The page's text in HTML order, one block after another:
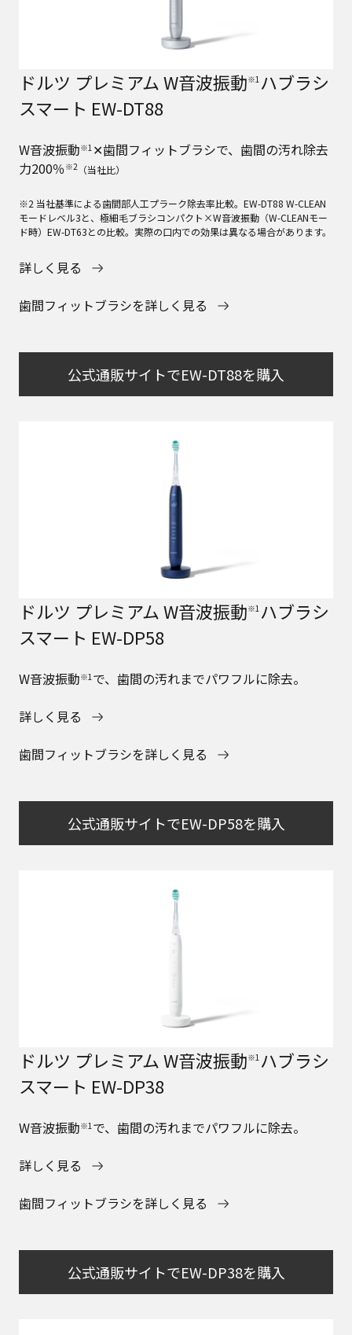
ドルツ プレミアム W音波振動※1 ハブラシ
スマート EW-DT88
W音波振動※1 ✕歯間フィットブラシで、歯間の汚れ除去
力200％ ※2 （当社比）
※2 当社基準による歯間部人工プラーク除去率比較。EW-DT88 W-CLEAN
モードレベル3と、極細毛ブラシコンパクト×W音波振動（W-CLEANモー
ド時）EW-DT63との比較。実際の口内での効果は異なる場合があります。
詳しく見る
歯間フィットブラシを詳しく見る
公式通販サイトでEW-DT88を購入
ドルツ プレミアム W音波振動※1 ハブラシ
スマート EW-DP58
W音波振動※1で、歯間の汚れまでパワフルに除去。
詳しく見る
歯間フィットブラシを詳しく見る
公式通販サイトでEW-DP58を購入
ドルツ プレミアム W音波振動※1 ハブラシ
スマート EW-DP38
W音波振動※1で、歯間の汚れまでパワフルに除去。
詳しく見る
歯間フィットブラシを詳しく見る
公式通販サイトでEW-DP38を購入